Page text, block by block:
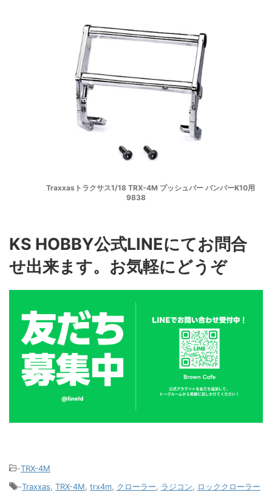
Traxxasトラクサス1/18 TRX-4M プッシュバー バンパーK10用
9838
KS HOBBY公式LINEにてお問合
せ出来ます。お気軽にどうぞ
-TRX-4M
-Traxxas TRX-4M trx4m クローラー ラジコン ロッククローラー